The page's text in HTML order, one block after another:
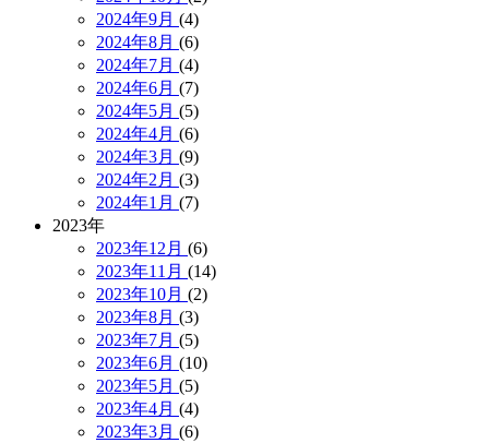
2024年9月 (4)
2024年8月 (6)
2024年7月 (4)
2024年6月 (7)
2024年5月 (5)
2024年4月 (6)
2024年3月 (9)
2024年2月 (3)
2024年1月 (7)
2023年
2023年12月 (6)
2023年11月 (14)
2023年10月 (2)
2023年8月 (3)
2023年7月 (5)
2023年6月 (10)
2023年5月 (5)
2023年4月 (4)
2023年3月 (6)